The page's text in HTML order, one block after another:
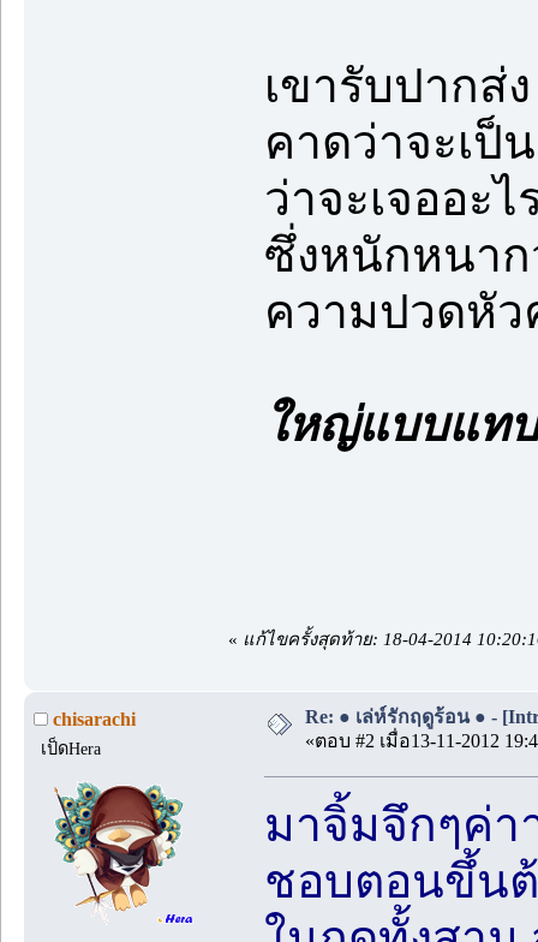
เขารับปากส่
คาดว่าจะเป็
ว่าจะเจออะ
ซึ่งหนักหนาก
ความปวดหัว
ใหญ่แบบแท
« แก้ไขครั้งสุดท้าย: 18-04-2014
chisarachi
เป็ดHera
Re: ● เล่ห์รักฤดูร้อน ● -
«ตอบ #2 เมื่อ13-11-2012
มาจิ้มจึกๆค่า
ชอบตอนขึ้น